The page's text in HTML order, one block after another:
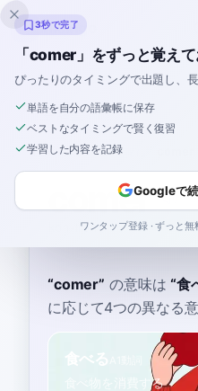
Inklingo
辞書
ホーム›スペイン語
comer
koh-mehr koˈmeɾ
“comer” の意味は “食
に応じて4つの異なる
食べる
食べ物を消費する
3秒で完了
「comer」をずっと覚えて
ぴったりのタイミングで出題し、
単語を自分の語彙帳に保存
ベストなタイミングで賢く復習
学習した内容を記録
Googleで
ワンタップ登録 · ずっと無